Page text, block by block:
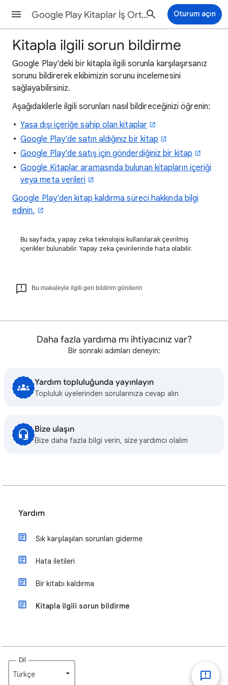
Google Play Kitaplar İş Ortağı Merkezi Yardımı Oturum açın
Kitapla ilgili sorun bildirme
Google Play'deki bir kitapla ilgili sorunla karşılaşırsanız
sorunu bildirerek ekibimizin sorunu incelemesini
sağlayabilirsiniz.
Aşağıdakilerle ilgili sorunları nasıl bildireceğinizi öğrenin:
Yasa dışı içeriğe sahip olan kitaplar
Google Play'de satın aldığınız bir kitap
Google Play'de satış için gönderdiğiniz bir kitap
Google Kitaplar aramasında bulunan kitapların içeriği
veya meta verileri
Google Play'den kitap kaldırma süreci hakkında bilgi
edinin.
Bu sayfada, yapay zeka teknolojisi kullanılarak çevrilmiş
içerikler bulunabilir. Yapay zeka çevirilerinde hata olabilir.
Bu makaleyle ilgili geri bildirim gönderin
Daha fazla yardıma mı ihtiyacınız var?
Bir sonraki adımları deneyin:
Yardım topluluğunda yayınlayın
Topluluk üyelerinden sorularınıza cevap alın
Bize ulaşın
Bize daha fazla bilgi verin, size yardımcı olalım
Yardım
Sık karşılaşılan sorunları giderme
Hata iletileri
Bir kitabı kaldırma
Kitapla ilgili sorun bildirme
Dil
Türkçe‎